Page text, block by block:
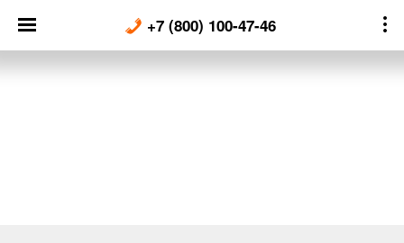
content
+7 (800) 100-47-46